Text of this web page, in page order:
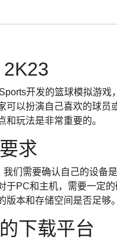
开发的篮球模拟游
可以扮演自己喜欢的球
和玩法是非常重要的。
求
们需要确认自己的设备
于PC和主机，需要一定
版本和存储空间是否足够
下载平台